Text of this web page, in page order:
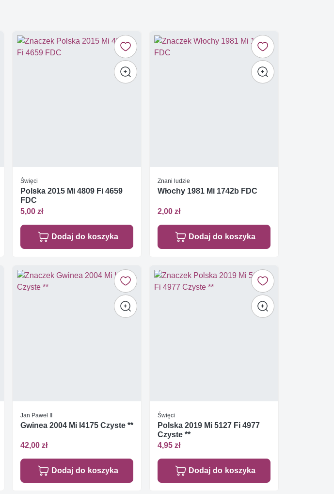
Święci
Polska 2015 Mi 4809 Fi 4659
FDC
5,00 zł
Dodaj do koszyka
Znani ludzie
Włochy 1981 Mi 1742b FDC
2,00 zł
Dodaj do koszyka
Jan Paweł II
Gwinea 2004 Mi I4175 Czyste **
42,00 zł
Dodaj do koszyka
Święci
Polska 2019 Mi 5127 Fi 4977
Czyste **
4,95 zł
Dodaj do koszyka